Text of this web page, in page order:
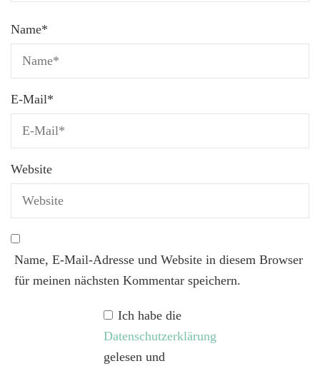
Name*
E-Mail*
Website
Name, E-Mail-Adresse und Website in diesem Browser
für meinen nächsten Kommentar speichern.
Ich habe die
Datenschutzerklärung
gelesen und